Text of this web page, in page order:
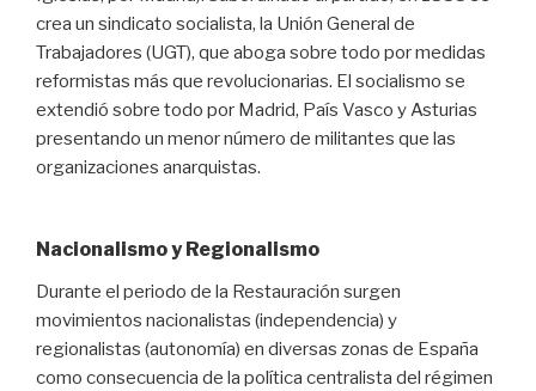
crea un sindicato socialista, la Unión General de
Trabajadores (UGT), que aboga sobre todo por medidas
reformistas más que revolucionarias. El socialismo se
extendió sobre todo por Madrid, País Vasco y Asturias
presentando un menor número de militantes que las
organizaciones anarquistas.
Nacionalismo y Regionalismo
Durante el periodo de la Restauración surgen
movimientos nacionalistas (independencia) y
regionalistas (autonomía) en diversas zonas de España
como consecuencia de la política centralista del régimen